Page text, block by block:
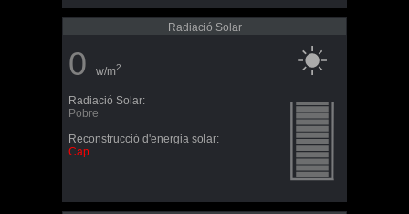
Radiació Solar
0 w/m2
Radiació Solar:
Pobre
Reconstrucció d'energia solar:
Cap